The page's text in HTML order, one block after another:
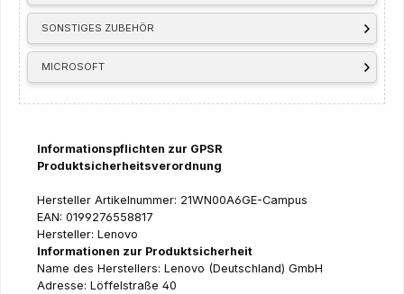
SONSTIGES ZUBEHÖR
MICROSOFT
Informationspflichten zur GPSR
Produktsicherheitsverordnung
Hersteller Artikelnummer: 21WN00A6GE-Campus
EAN: 0199276558817
Hersteller: Lenovo
Informationen zur Produktsicherheit
Name des Herstellers: Lenovo (Deutschland) GmbH
Adresse: Löffelstraße 40